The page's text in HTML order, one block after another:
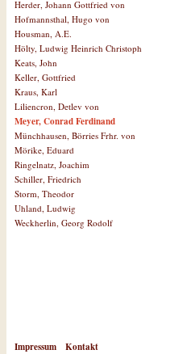
Herder, Johann Gottfried von
Hofmannsthal, Hugo von
Housman, A.E.
Hölty, Ludwig Heinrich Christoph
Keats, John
Keller, Gottfried
Kraus, Karl
Liliencron, Detlev von
Meyer, Conrad Ferdinand
Münchhausen, Börries Frhr. von
Mörike, Eduard
Ringelnatz, Joachim
Schiller, Friedrich
Storm, Theodor
Uhland, Ludwig
Weckherlin, Georg Rodolf
Impressum Kontakt